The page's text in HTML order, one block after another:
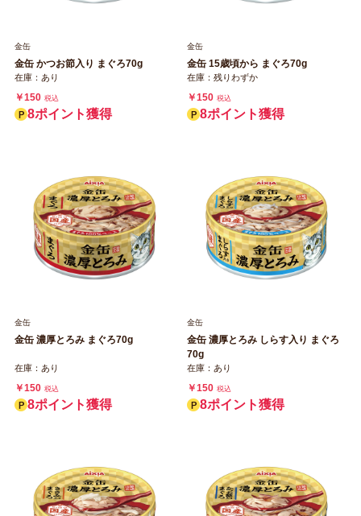
金缶
金缶 かつお節入り まぐろ70g
在庫：あり
￥150 税込
8ポイント獲得
金缶
金缶 15歳頃から まぐろ70g
在庫：残りわずか
￥150 税込
8ポイント獲得
金缶
金缶 濃厚とろみ まぐろ70g
在庫：あり
￥150 税込
8ポイント獲得
金缶
金缶 濃厚とろみ しらす入り まぐろ
70g
在庫：あり
￥150 税込
8ポイント獲得